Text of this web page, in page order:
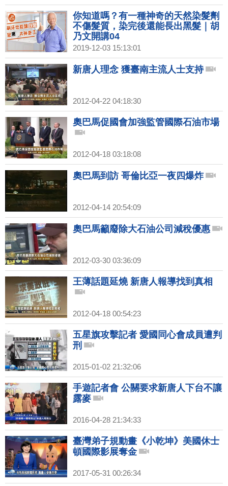
你知道嗎？有一種神奇的天然染髮劑
不傷髮質，染完後還能長出黑髮｜胡
乃文開講04
2019-12-03 15:13:01
新唐人理念 獲臺南主流人士支持
2012-04-22 04:18:30
奧巴馬促國會加強監管國際石油市場
2012-04-18 03:18:08
奧巴馬到訪 哥倫比亞一夜四爆炸
2012-04-14 20:54:09
奧巴馬籲廢除大石油公司減稅優惠
2012-03-30 03:36:09
王薄話題延燒 新唐人報導找到真相
2012-04-18 00:54:23
五星旗攻擊記者 愛國同心會成員遭判
刑
2015-01-02 21:32:06
手遊記者會 公關要求新唐人下台不讓
露麥
2016-04-28 21:34:33
臺灣弟子規動畫《小乾坤》美國休士
頓國際影展奪金
2017-05-31 00:26:34